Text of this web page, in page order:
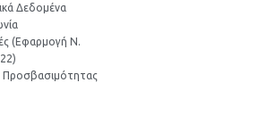
Δεδομένα
(Εφαρμογή Ν.